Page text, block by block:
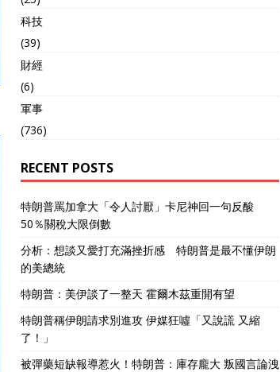
科技
(39)
財經
(6)
軍事
(736)
RECENT POSTS
特朗普罵加拿大「令人討厭」卡尼神回一句反酸
50％關稅大限倒數
分析：想談又愛打充滿挫折感 特朗普是最不懂伊朗
的美總統
特朗普：美伊談了一整天 霍爾木茲重開有望
特朗普稱伊朗請求別進攻 伊媒狂噓「又說謊 又縮
了！」
被彈藥短缺報導惹火！特朗普：庫存龐大 叛國言論洩